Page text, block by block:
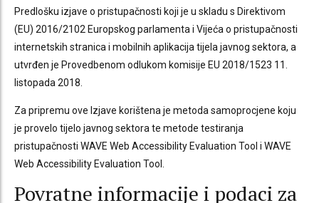
Predlošku izjave o pristupačnosti koji je u skladu s Direktivom
(EU) 2016/2102 Europskog parlamenta i Vijeća o pristupačnosti
internetskih stranica i mobilnih aplikacija tijela javnog sektora, a
utvrđen je Provedbenom odlukom komisije EU 2018/1523 11.
listopada 2018.
Za pripremu ove Izjave korištena je metoda samoprocjene koju
je provelo tijelo javnog sektora te metode testiranja
pristupačnosti WAVE Web Accessibility Evaluation Tool i WAVE
Web Accessibility Evaluation Tool.
Povratne informacije i podaci za